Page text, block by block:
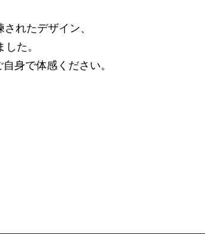
れたデザイン、
た。
身で体感ください。